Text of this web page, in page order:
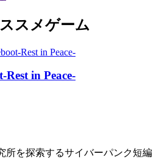
スメゲーム
Rest in Peace-
所を探索するサイバーパンク短編